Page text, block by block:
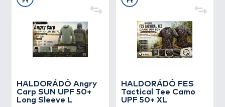
HALDORÁDÓ Angry
Carp SUN UPF 50+
Long Sleeve L
Ft
HALDORÁDÓ FES
Tactical Tee Camo
UPF 50+ XL
Ft